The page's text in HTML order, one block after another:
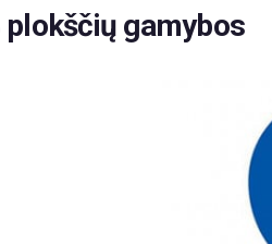
plokščių gamybos